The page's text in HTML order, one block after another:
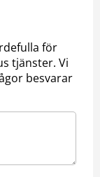
för
tjänster. Vi
besvarar